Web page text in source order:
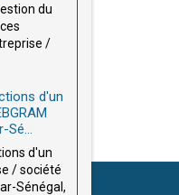
du
/
d'un
d'un
/ société
Sénégal,